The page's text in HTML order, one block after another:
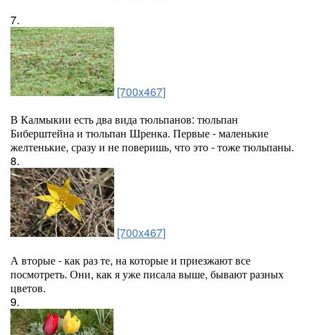
7.
[700x467]
В Калмыкии есть два вида тюльпанов: тюльпан
Биберштейна и тюльпан Шренка. Первые - маленькие
желтенькие, сразу и не поверишь, что это - тоже тюльпаны.
8.
[700x467]
А вторые - как раз те, на которые и приезжают все
посмотреть. Они, как я уже писала выше, бывают разных
цветов.
9.